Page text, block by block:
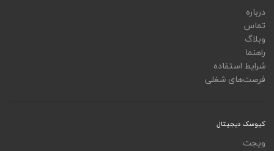
درباره
تماس
وبلاگ
راهنما
شرایط استفاده
فرصت‌های شغلی
کیوسک دیجیتال
ویجت